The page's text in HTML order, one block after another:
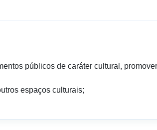
públicos de caráter cultural,
espaços culturais;